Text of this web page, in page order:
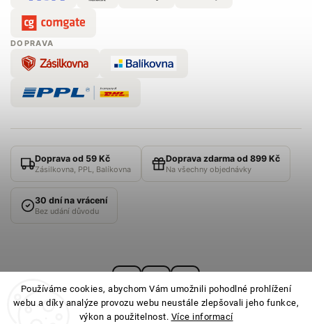
Používáme cookies, abychom Vám umožnili pohodlné prohlížení
webu a díky analýze provozu webu neustále zlepšovali jeho funkce,
výkon a použitelnost. Více informací
DOPRAVA
Doprava od 59 Kč
Zásilkovna, PPL, Balíkovna
Doprava zdarma od 899 Kč
Na všechny objednávky
30 dní na vrácení
Bez udání důvodu